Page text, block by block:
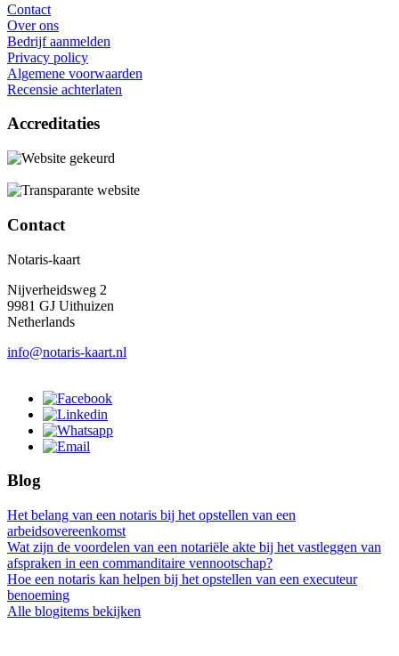
Contact
Over ons
Bedrijf aanmelden
Privacy policy
Algemene voorwaarden
Recensie achterlaten
Accreditaties
Contact
Notaris-kaart
Nijverheidsweg 2
9981 GJ Uithuizen
Netherlands
info@notaris-kaart.nl
Blog
Het belang van een notaris bij het opstellen van een
arbeidsovereenkomst
Wat zijn de voordelen van een notariële akte bij het vastleggen van
afspraken in een commanditaire vennootschap?
Hoe een notaris kan helpen bij het opstellen van een executeur
benoeming
Alle blogitems bekijken